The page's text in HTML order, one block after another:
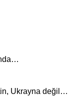
Ukrayna değil…